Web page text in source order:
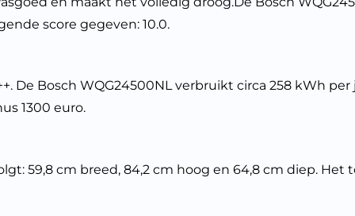
score gegeven: 10.0.
De Bosch WQG24500NL verbruikt circa 258 kWh per
1300 euro.
59,8 cm breed, 84,2 cm hoog en 64,8 cm diep. Het